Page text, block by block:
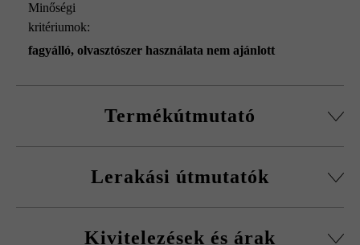
Minőségi
kritériumok:
fagyálló, olvasztószer használata nem ajánlott
Termékútmutató
kövekkel, sarokkő-szettel és fedőlapokkal.
Falakhoz és kerítésekhez, valamint előfalazáshoz
Lerakási útmutatók
kitöltőbeton javasolt betonminőségét.
Kivitelezések és árak